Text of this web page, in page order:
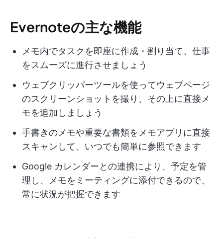
Evernoteの主な機能
メモ内でタスクを即座に作成・割り当て、仕事
をスムーズに進行させましょう
ウェブクリッパーツールを使ってウェブページ
のスクリーンショットを撮り、その上に直接メ
モを追加しましょう
手書きのメモや重要な書類をメモアプリに直接
スキャンして、いつでも簡単に参照できます
Google カレンダーとの連携により、予定を管
理し、メモをミーティングに添付できるので、
常に状況が把握できます